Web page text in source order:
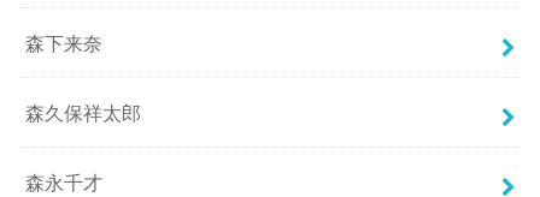
森下来奈
森久保祥太郎
森永千才